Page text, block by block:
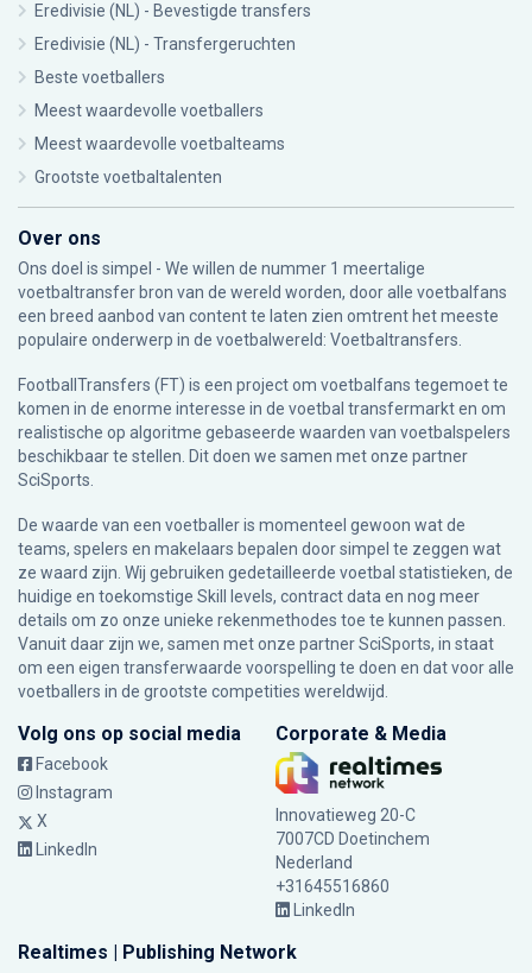
Eredivisie (NL) - Bevestigde transfers
Eredivisie (NL) - Transfergeruchten
Beste voetballers
Meest waardevolle voetballers
Meest waardevolle voetbalteams
Grootste voetbaltalenten
Over ons
Ons doel is simpel - We willen de nummer 1 meertalige
voetbaltransfer bron van de wereld worden, door alle voetbalfans
een breed aanbod van content te laten zien omtrent het meeste
populaire onderwerp in de voetbalwereld: Voetbaltransfers.
FootballTransfers (FT) is een project om voetbalfans tegemoet te
komen in de enorme interesse in de voetbal transfermarkt en om
realistische op algoritme gebaseerde waarden van voetbalspelers
beschikbaar te stellen. Dit doen we samen met onze partner
SciSports.
De waarde van een voetballer is momenteel gewoon wat de
teams, spelers en makelaars bepalen door simpel te zeggen wat
ze waard zijn. Wij gebruiken gedetailleerde voetbal statistieken, de
huidige en toekomstige Skill levels, contract data en nog meer
details om zo onze unieke rekenmethodes toe te kunnen passen.
Vanuit daar zijn we, samen met onze partner SciSports, in staat
om een eigen transferwaarde voorspelling te doen en dat voor alle
voetballers in de grootste competities wereldwijd.
Volg ons op social media
Facebook
Instagram
X
LinkedIn
Corporate & Media
Innovatieweg 20-C
7007CD Doetinchem
Nederland
+31645516860
LinkedIn
Realtimes | Publishing Network